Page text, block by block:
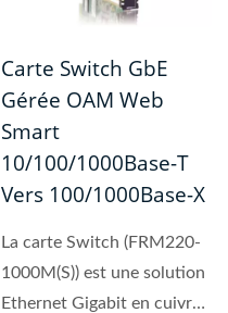
Carte Switch GbE
Gérée OAM Web
Smart
10/100/1000Base-T
Vers 100/1000Base-X
La carte Switch (FRM220-
1000M(S)) est une solution
Ethernet Gigabit en cuivre